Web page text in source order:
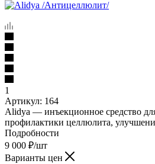
1
Артикул: 164
Alidya — инъекционное средство
профилактики целлюлита,
Подробности
9 000 ₽/шт
Варианты цен